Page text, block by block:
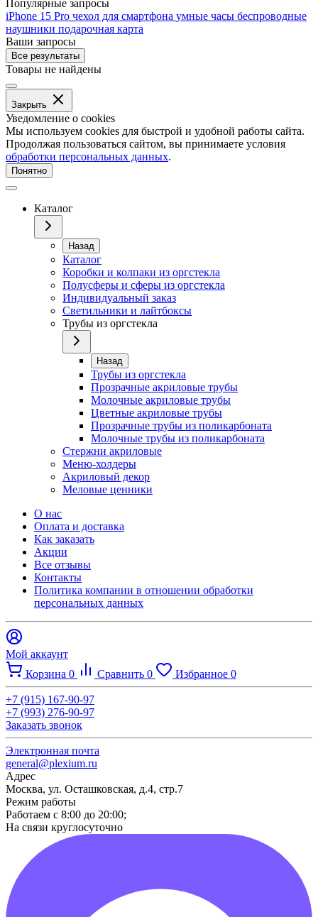
Популярные запросы
iPhone 15 Pro чехол для смартфона умные часы беспроводные
наушники подарочная карта
Ваши запросы
Все результаты
Товары не найдены
Закрыть
Уведомление о cookies
Мы используем cookies для быстрой и удобной работы сайта.
Продолжая пользоваться сайтом, вы принимаете условия
обработки персональных данных.
Понятно
Каталог
Назад
Каталог
Коробки и колпаки из оргстекла
Полусферы и сферы из оргстекла
Индивидуальный заказ
Светильники и лайтбоксы
Трубы из оргстекла
Назад
Трубы из оргстекла
Прозрачные акриловые трубы
Молочные акриловые трубы
Цветные акриловые трубы
Прозрачные трубы из поликарбоната
Молочные трубы из поликарбоната
Стержни акриловые
Меню-холдеры
Акриловый декор
Меловые ценники
О нас
Оплата и доставка
Как заказать
Акции
Все отзывы
Контакты​
Политика компании в отношении обработки
персональных данных
Мой аккаунт
Корзина 0 Сравнить 0 Избранное 0
+7 (915) 167-90-97
+7 (993) 276-90-97
Заказать звонок
Электронная почта
general@plexium.ru
Адрес
Москва, ул. Осташковская, д.4, стр.7
Режим работы
Работаем с 8:00 до 20:00;
На связи круглосуточно